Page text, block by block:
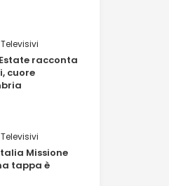
Estate racconta
cuore
Missione
tappa è